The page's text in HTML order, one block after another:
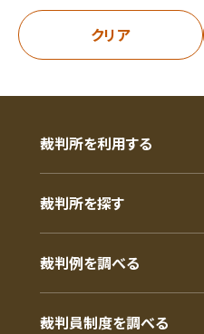
型
の
クリア
裁判所を利用する
裁判所を探す
裁判例を調べる
裁判員制度を調べる